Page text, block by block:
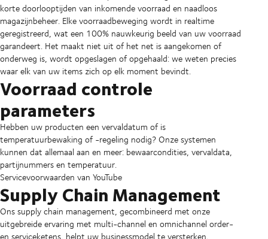
korte doorlooptijden van inkomende voorraad en naadloos
magazijnbeheer. Elke voorraadbeweging wordt in realtime
geregistreerd, wat een 100% nauwkeurig beeld van uw voorraad
garandeert. Het maakt niet uit of het net is aangekomen of
onderweg is, wordt opgeslagen of opgehaald: we weten precies
waar elk van uw items zich op elk moment bevindt.
Voorraad controle
parameters
Hebben uw producten een vervaldatum of is
temperatuurbewaking of -regeling nodig? Onze systemen
kunnen dat allemaal aan en meer: bewaarcondities, vervaldata,
partijnummers en temperatuur.
Servicevoorwaarden van YouTube
Supply Chain Management
Ons supply chain management, gecombineerd met onze
uitgebreide ervaring met multi-channel en omnichannel order-
en serviceketens, helpt uw businessmodel te versterken.